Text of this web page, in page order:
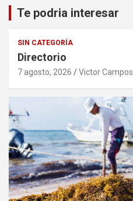
Te podria interesar
SIN CATEGORÍA
Directorio
7 agosto, 2026 Victor Campos